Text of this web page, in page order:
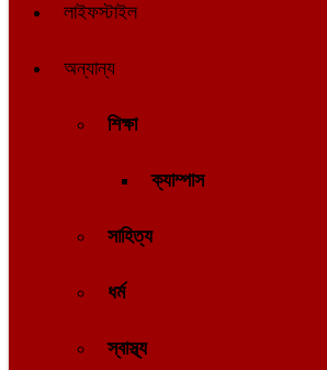
লাইফস্টাইল
অন্যান্য
শিক্ষা
ক্যাম্পাস
সাহিত্য
ধর্ম
স্বাস্থ্য